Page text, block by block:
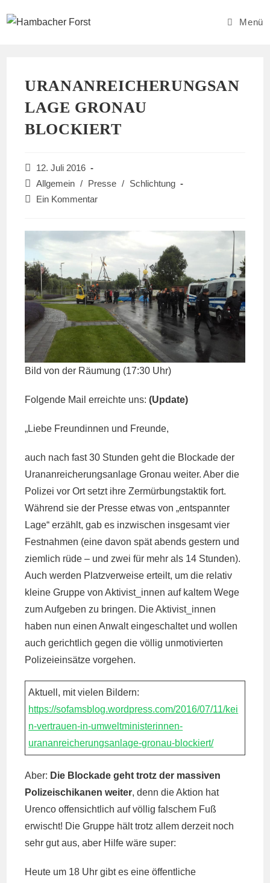
Inhalt
Menü
URANANREICHERUNGSAN
LAGE GRONAU
BLOCKIERT
Beitrag
veröffentlicht:
12. Juli 2016
Beitrags-
Kategorie:
Allgemein / Presse /
Schlichtung
Beitrags-
Ein Kommentar
Bild von der Räumung (17:30 Uhr)
Folgende Mail erreichte uns:(Update)
„Liebe Freundinnen und Freunde,
auch nach fast 30 Stunden geht die Blockade der
Urananreicherungsanlage Gronau weiter. Aber die
Polizei vor Ort setzt ihre Zermürbungstaktik fort.
Während sie der Presse etwas von „entspannter
Lage“ erzählt, gab es inzwischen insgesamt vier
Festnahmen (eine davon spät abends gestern und
ziemlich rüde – und zwei für mehr als 14 Stunden).
Auch werden Platzverweise erteilt, um die relativ
kleine Gruppe von Aktivist_innen auf kaltem Wege
zum Aufgeben zu bringen. Die Aktivist_innen
haben nun einen Anwalt eingeschaltet und wollen
auch gerichtlich gegen die völlig unmotivierten
Polizeieinsätze vorgehen.
Aktuell, mit vielen Bildern:
https://sofamsblog.wordpress.com/2016/07/11/kei
n-vertrauen-in-umweltministerinnen-
urananreicherungsanlage-gronau-blockiert/
Aber: Die Blockade geht trotz der massiven
Polizeischikanen weiter, denn die Aktion hat
Urenco offensichtlich auf völlig falschem Fuß
erwischt! Die Gruppe hält trotz allem derzeit noch
sehr gut aus, aber Hilfe wäre super:
Heute um 18 Uhr gibt es eine öffentliche